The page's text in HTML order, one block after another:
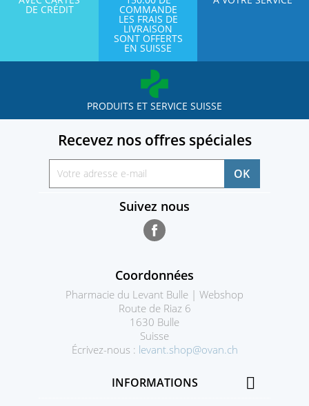
DE CRÉDIT COMMANDE
LES FRAIS DE
LIVRAISON
SONT OFFERTS
EN SUISSE
PRODUITS ET SERVICE SUISSE
Recevez nos offres spéciales
Suivez nous
Coordonnées
Pharmacie du Levant Bulle | Webshop
Route de Riaz 6
1630 Bulle
Suisse
Écrivez-nous : levant.shop@ovan.ch
INFORMATIONS 